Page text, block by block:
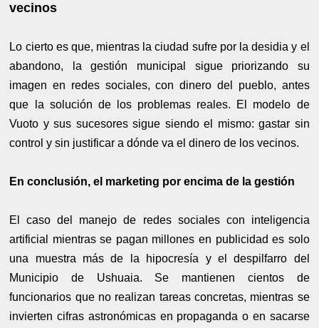
vecinos
Lo cierto es que, mientras la ciudad sufre por la desidia y el
abandono, la gestión municipal sigue priorizando su
imagen en redes sociales, con dinero del pueblo, antes
que la solución de los problemas reales. El modelo de
Vuoto y sus sucesores sigue siendo el mismo: gastar sin
control y sin justificar a dónde va el dinero de los vecinos.
En conclusión, el marketing por encima de la gestión
El caso del manejo de redes sociales con inteligencia
artificial mientras se pagan millones en publicidad es solo
una muestra más de la hipocresía y el despilfarro del
Municipio de Ushuaia. Se mantienen cientos de
funcionarios que no realizan tareas concretas, mientras se
invierten cifras astronómicas en propaganda o en sacarse